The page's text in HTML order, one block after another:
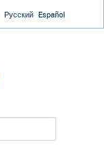
Русский Español